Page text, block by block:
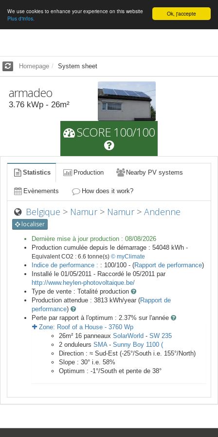
English Ok, j'accepte
We use cookies to enhance your experience on this website
Plus d'infos.
Homepage System sheet
armadeo
3.76 kWp - 26m²
SCORE 100/100
Statistics Production Nearby PV systems
Evènements How does it work?
Belgique > Namur> Namur>Andenne
localiser
Dernière mise à jour production : 08/08/2026
Production cumulée depuis le démarrage : 54048 kWh -
Equivalent CO2 : 6.6 tonne(s) © myClimate
Indice de performance : : 100/100 - (Rapport de performance)
Installé le 01/05/2011 - Raccordé le 05/2011 par
http://www.heylen-photovoltaique.be/
Type de vente : Totalité production
Production attendue : 3813 kWh/year (Rapport de
performance)
Perte par rapport à l'optimum : 2.37% sur l'année
Zone: Roof of a House - 3760 Wp
26m² 16 panneaux SolarWorld - SW 235
2 onduleurs SMA- Sunny Boy 1100 (
Direction : ≈ Sud-Est (-25°/South i.e. 155°/North)
Slope : 30° i.e. 58%
Optimum : -1°/South et pente de 38°